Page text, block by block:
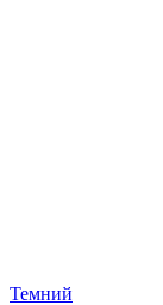
Темний